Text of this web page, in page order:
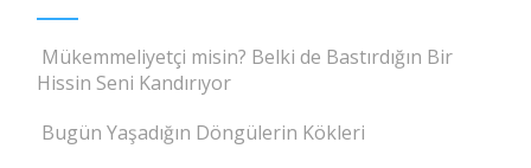
Mükemmeliyetçi misin? Belki de Bastırdığın Bir
Hissin Seni Kandırıyor
Bugün Yaşadığın Döngülerin Kökleri